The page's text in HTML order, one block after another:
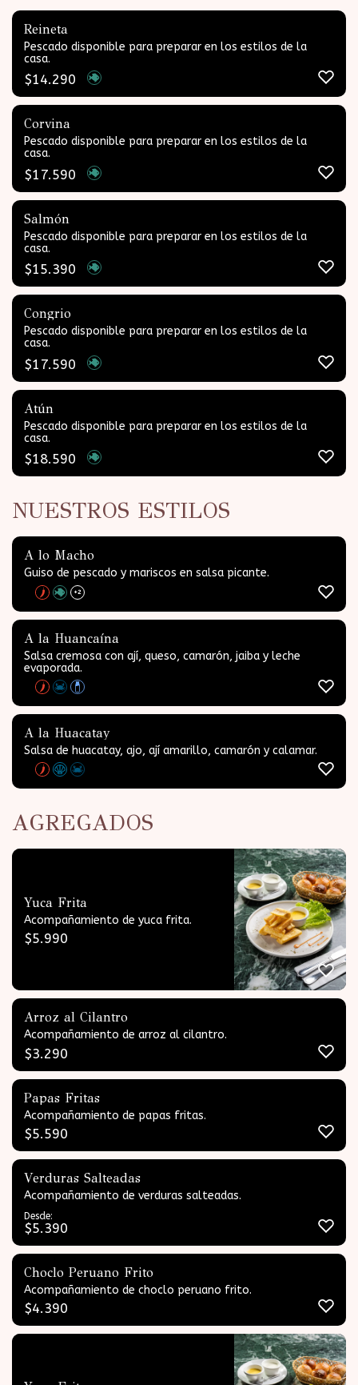
Reineta
Pescado disponible para preparar en los estilos de la
casa.
$14.290
Corvina
Pescado disponible para preparar en los estilos de la
casa.
$17.590
Salmón
Pescado disponible para preparar en los estilos de la
casa.
$15.390
Congrio
Pescado disponible para preparar en los estilos de la
casa.
$17.590
Atún
Pescado disponible para preparar en los estilos de la
casa.
$18.590
NUESTROS ESTILOS
A lo Macho
Guiso de pescado y mariscos en salsa picante.
+2
A la Huancaína
Salsa cremosa con ají, queso, camarón, jaiba y leche
evaporada.
A la Huacatay
Salsa de huacatay, ajo, ají amarillo, camarón y calamar.
AGREGADOS
Yuca Frita
Acompañamiento de yuca frita.
$5.990
Arroz al Cilantro
Acompañamiento de arroz al cilantro.
$3.290
Papas Fritas
Acompañamiento de papas fritas.
$5.590
Verduras Salteadas
Acompañamiento de verduras salteadas.
Desde:
$5.390
Choclo Peruano Frito
Acompañamiento de choclo peruano frito.
$4.390